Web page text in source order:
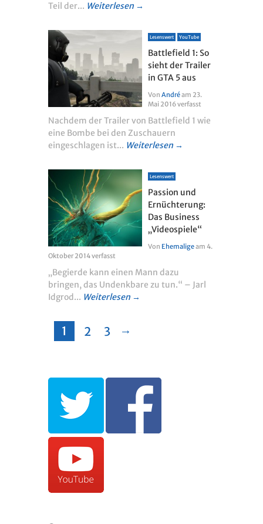
Teil der... Weiterlesen →
Lesenswert YouTube
Battlefield 1: So
sieht der Trailer
in GTA 5 aus
Von Andréam 23.
Mai 2016verfasst
Nachdem der Trailer von Battlefield 1 wie
eine Bombe bei den Zuschauern
eingeschlagen ist... Weiterlesen →
Lesenswert
Passion und
Ernüchterung:
Das Business
„Videospiele“
Von Ehemaligeam 4.
Oktober 2014verfasst
„Begierde kann einen Mann dazu
bringen, das Undenkbare zu tun.“ – Jarl
Idgrod... Weiterlesen →
1 2 3 →